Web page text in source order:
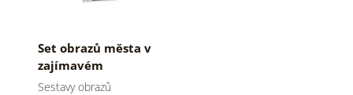
Set obrazů města v
zajímavém
provedení
Sestavy obrazů